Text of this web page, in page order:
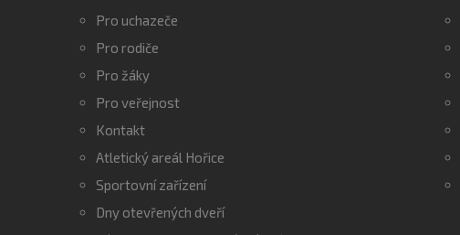
Pro uchazeče
Pro rodiče
Pro žáky
Pro veřejnost
Kontakt
Atletický areál Hořice
Sportovní zařízení
Dny otevřených dveří